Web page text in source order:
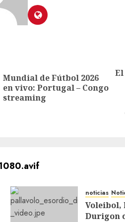
Mundial de Fútbol 2026
en vivo: Portugal – Congo
streaming
noticias
Voleibol,
Durigon